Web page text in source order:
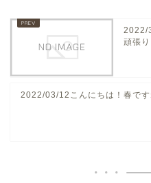
2022/
頑張り
2022/03/12こんにちは！春です